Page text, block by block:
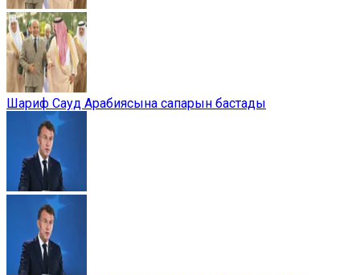
Шариф Сауд Арабиясына сапарын бастады